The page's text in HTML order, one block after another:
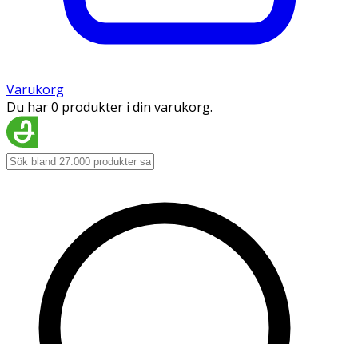
Varukorg
Du har 0 produkter i din varukorg.